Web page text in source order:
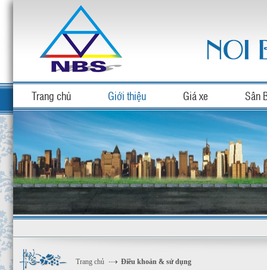
Trang chủ Giới thiệu Giá xe Sân
Trang chủ Điều khoản & sử dụng